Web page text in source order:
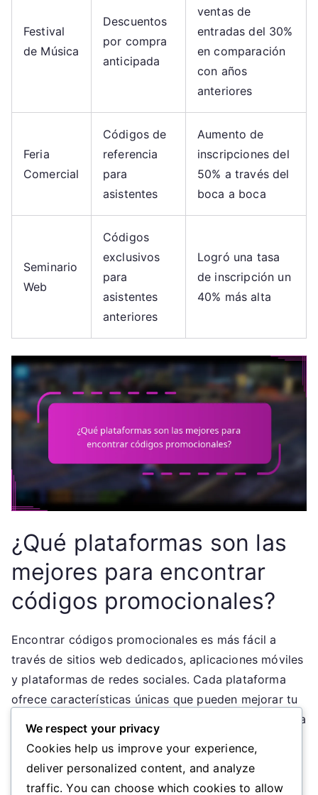
Festival
de Música
Descuentos
por compra
anticipada
ventas de
entradas del 30%
en comparación
con años
anteriores
Feria
Comercial
Códigos de
referencia
para
asistentes
Aumento de
inscripciones del
50% a través del
boca a boca
Seminario
Web
Códigos
exclusivos
para
asistentes
anteriores
Logró una tasa
de inscripción un
40% más alta
¿Qué plataformas son las
mejores para encontrar
códigos promocionales?
Encontrar códigos promocionales es más fácil a
través de sitios web dedicados, aplicaciones móviles
y plataformas de redes sociales. Cada plataforma
ofrece características únicas que pueden mejorar tu
experiencia de ahorro, por lo que es esencial elegir la
adecuada según tus hábitos de compra.
Comparación de sitios web de
We respect your privacy
Cookies help us improve your experience,
deliver personalized content, and analyze
traffic. You can choose which cookies to allow